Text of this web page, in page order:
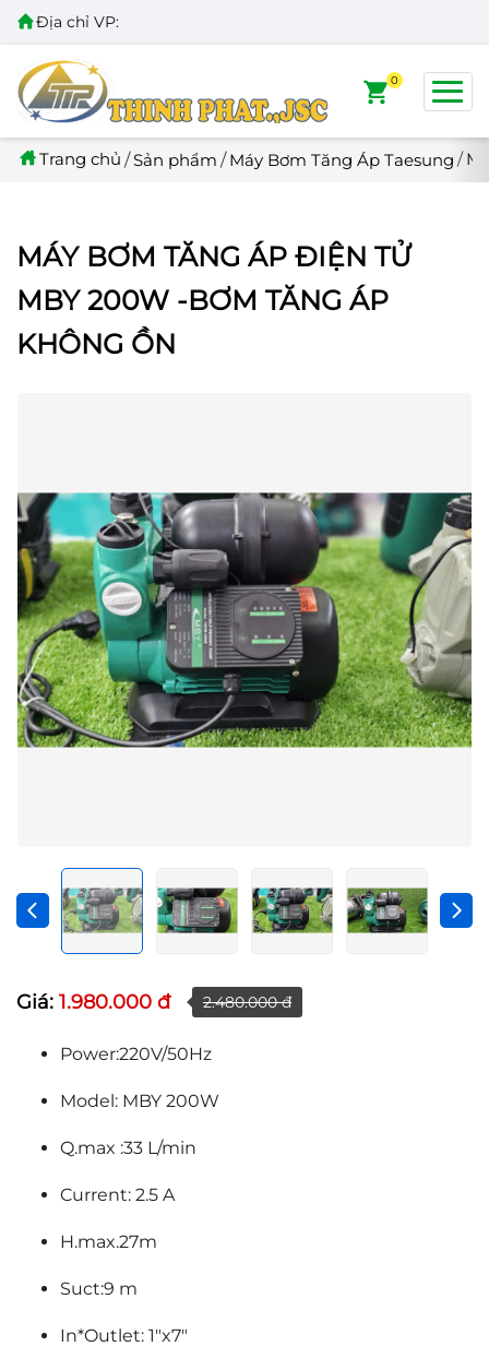
Địa chỉ VP:
0
Trang chủ Sản phẩm Máy Bơm Tăng Áp Taesung
MÁY BƠM TĂNG ÁP ĐIỆN TỬ
MBY 200W -BƠM TĂNG ÁP
KHÔNG ỒN
Giá: 1.980.000 đ 2.480.000 đ
Power:220V/50Hz
Model: MBY 200W
Q.max :33 L/min
Current: 2.5 A
H.max.27m
Suct:9 m
In*Outlet: 1″x7″